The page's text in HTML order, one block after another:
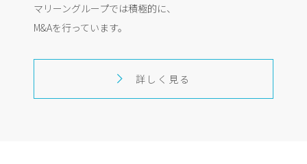
マリーングループでは積極的に、
M&Aを行っています。
詳しく見る